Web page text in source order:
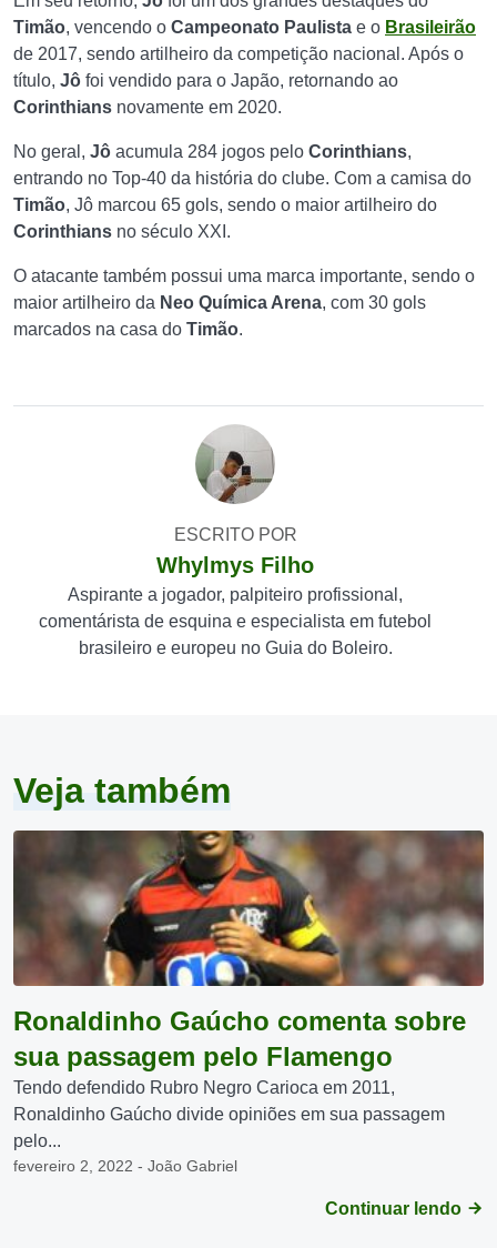
Timão, vencendo o Campeonato Paulista e o Brasileirão
de 2017, sendo artilheiro da competição nacional. Após o
título, Jô foi vendido para o Japão, retornando ao
Corinthians novamente em 2020.
No geral, Jô acumula 284 jogos pelo Corinthians,
entrando no Top-40 da história do clube. Com a camisa do
Timão, Jô marcou 65 gols, sendo o maior artilheiro do
Corinthians no século XXI.
O atacante também possui uma marca importante, sendo o
maior artilheiro da Neo Química Arena, com 30 gols
marcados na casa do Timão.
ESCRITO POR
Whylmys Filho
Aspirante a jogador, palpiteiro profissional,
comentárista de esquina e especialista em futebol
brasileiro e europeu no Guia do Boleiro.
Veja também
Ronaldinho Gaúcho comenta sobre
sua passagem pelo Flamengo
Tendo defendido Rubro Negro Carioca em 2011,
Ronaldinho Gaúcho divide opiniões em sua passagem
pelo...
fevereiro 2, 2022 - João Gabriel
Continuar lendo